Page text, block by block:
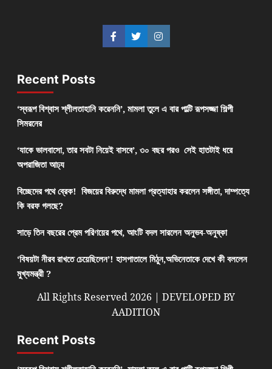
Recent Posts
‘স্বরূপ বিশ্বাস শ্লীলতাহানি করেননি’, মামলা তুলে এ বার পাল্টি রূপসজ্জা শিল্পী
সিমরনের
‘যাকে ভালবাসো, তার সবটা নিয়েই বাসবে’, ৩০ বছর পরও সেই হাতটাই ধরে
অপরাজিতা আঢ্য
বিচ্ছেদের পথে ব্রেক! বিজয়ের বিরুদ্ধে মামলা প্রত্যাহার করলেন সঙ্গীতা, দাম্পত্যে
কি বরফ গলছে?
সাড়ে তিন বছরের প্রেম পরিণয়ের পথে, আংটি বদল সারলেন অনুভব-অনুষ্কা
‘বিষয়টা নীরব রাখতে চেয়েছিলেন’! হাসপাতালে মিঠুন,অভিনেতাকে দেখে কী বললেন
মুখ্যমন্ত্রী ?
All Rights Reserved 2026 | DEVELOPED BY
AADITION
Recent Posts